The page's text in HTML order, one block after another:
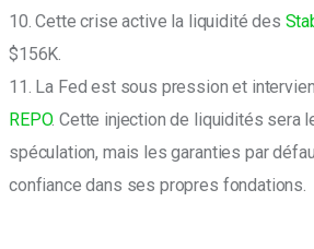
10. Cette crise active la liquidité des
$156K.
11. La Fed est sous pression et
REPO. Cette injection de liquidités sera
spéculation, mais les garanties par
confiance dans ses propres fondations.